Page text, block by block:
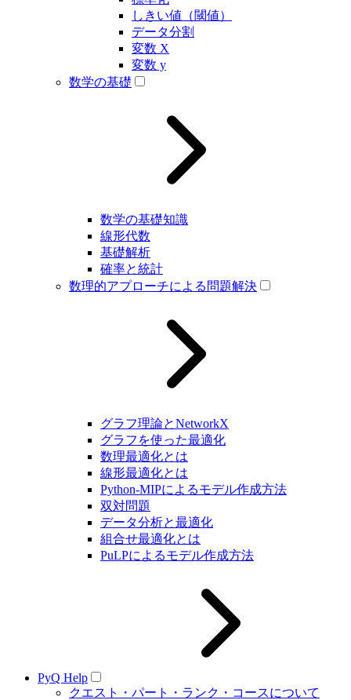
しきい値（閾値）
データ分割
変数 X
変数 y
数学の基礎
数学の基礎知識
線形代数
基礎解析
確率と統計
数理的アプローチによる問題解決
グラフ理論とNetworkX
グラフを使った最適化
数理最適化とは
線形最適化とは
Python-MIPによるモデル作成方法
双対問題
データ分析と最適化
組合せ最適化とは
PuLPによるモデル作成方法
PyQ Help
クエスト・パート・ランク・コースについて